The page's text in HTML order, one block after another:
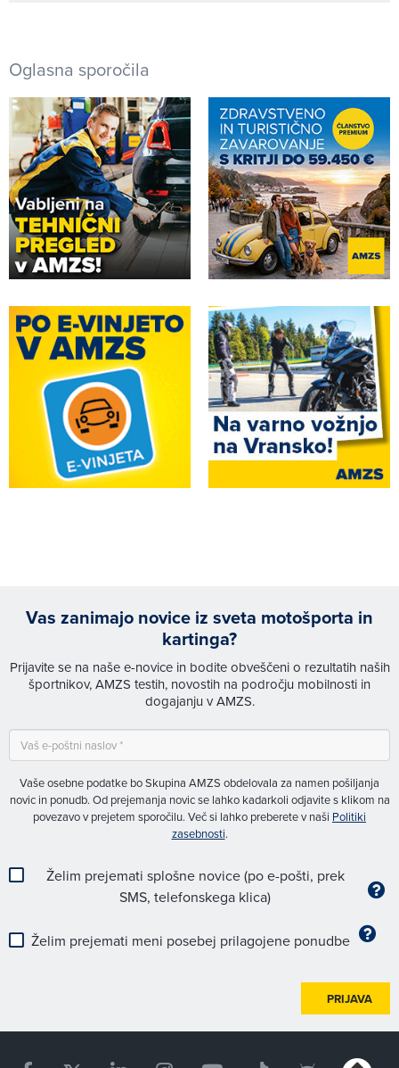
Oglasna sporočila
Vas zanimajo novice iz sveta motošporta in
kartinga?
Prijavite se na naše e-novice in bodite obveščeni o rezultatih naših
športnikov, AMZS testih, novostih na področju mobilnosti in
dogajanju v AMZS.
Vaše osebne podatke bo Skupina AMZS obdelovala za namen pošiljanja
novic in ponudb. Od prejemanja novic se lahko kadarkoli odjavite s klikom na
povezavo v prejetem sporočilu. Več si lahko preberete v naši Politiki
zasebnosti.
Želim prejemati splošne novice (po e-pošti, prek
SMS, telefonskega klica)
Želim prejemati meni posebej prilagojene ponudbe
PRIJAVA